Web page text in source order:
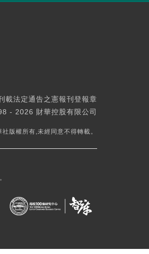
載法定通告之憲報刊登報章
- 2026 財華控股有限公司
社版權所有,未經同意不得轉載。